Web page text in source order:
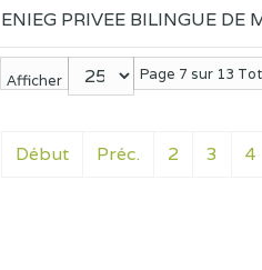
Afficher Page 7 sur 13
Début Préc. 2 3 4
ENIEG PRIVEE BILINGUE DE